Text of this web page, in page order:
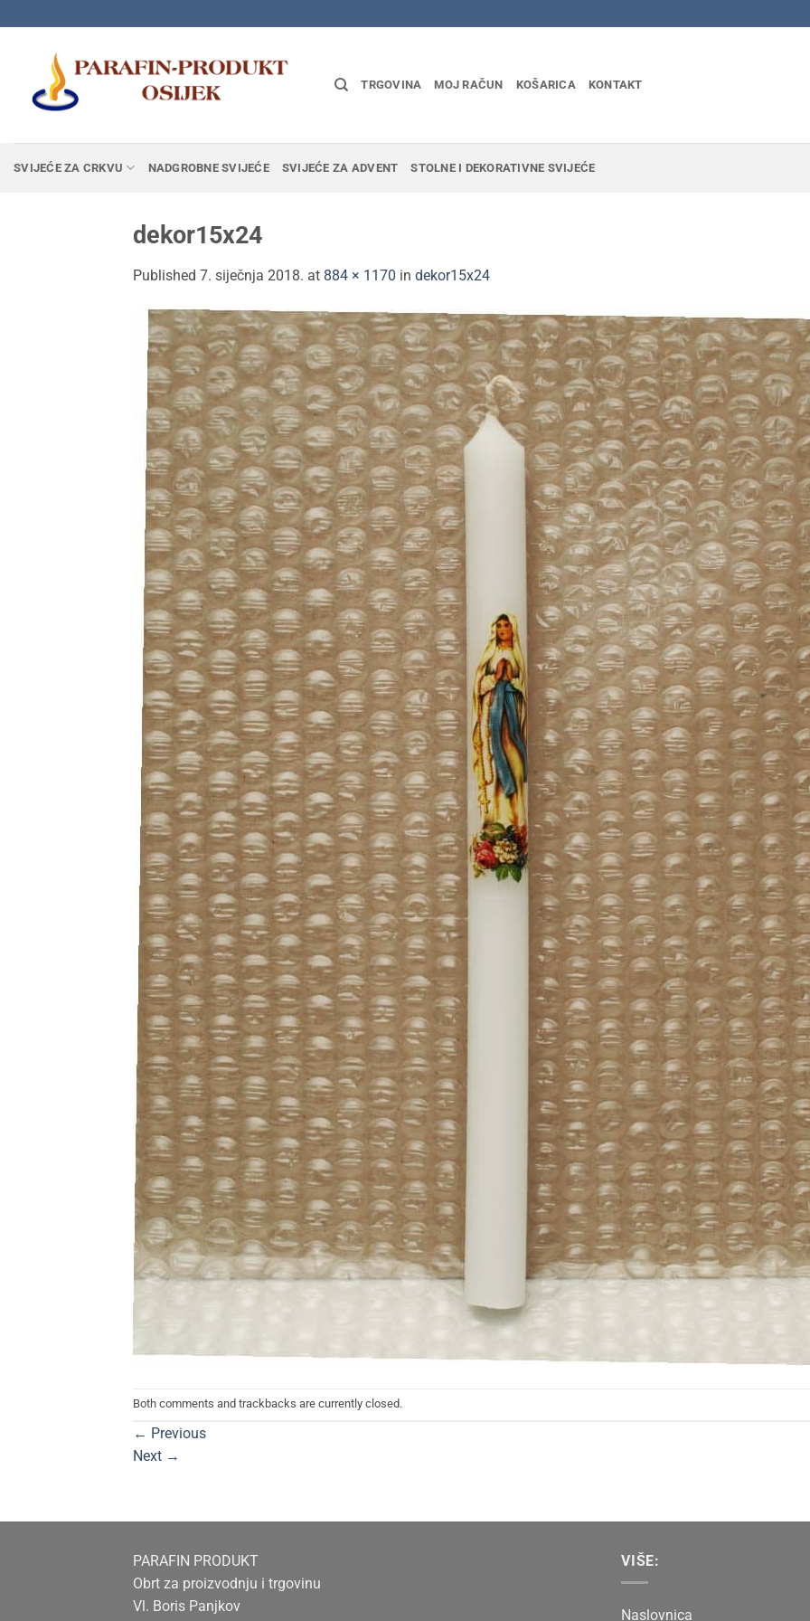
to
TRGOVINA MOJ RAČUN KOŠARICA KONTAKT
SVIJEĆE ZA CRKVU NADGROBNE SVIJEĆE SVIJEĆE ZA ADVENT STOLNE I DEKORATIVNE SVIJEĆE
dekor15x24
Published 7. siječnja 2018. at 884 × 1170 in dekor15x24
Both comments and trackbacks are currently closed.
← Previous
Next →
PARAFIN PRODUKT
Obrt za proizvodnju i trgovinu
Vl. Boris Panjkov
VIŠE:
Naslovnica